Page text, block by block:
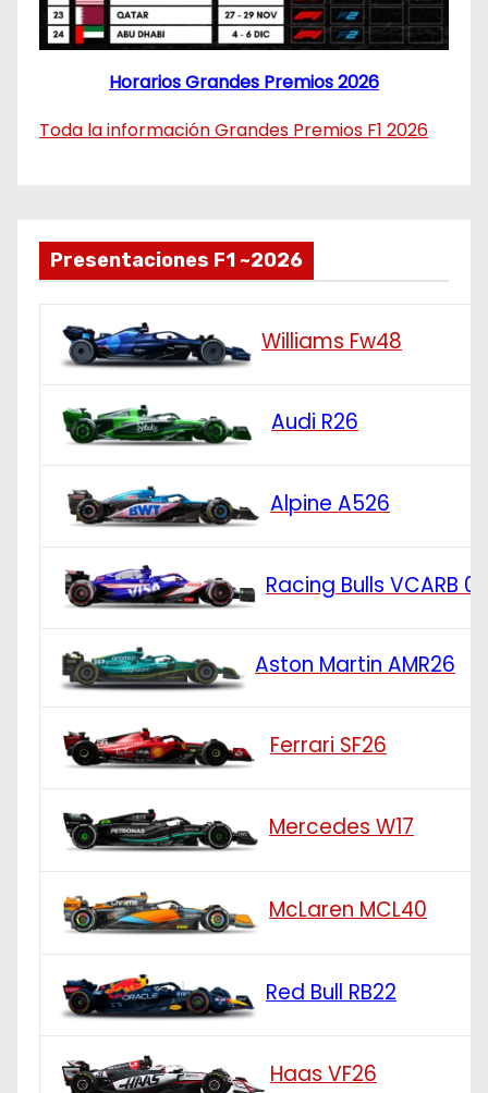
Horarios Grandes Premios 2026
Toda la información Grandes Premios F1 2026
Presentaciones F1 ~2026
Williams Fw48
Audi R26
Alpine A526
Racing Bulls VCARB 03
Aston Martin AMR26
Ferrari SF26
Mercedes W17
McLaren MCL40
Red Bull RB22
Haas VF26